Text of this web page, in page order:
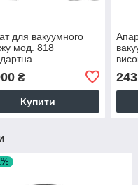
для вакуумного
мод. 818
₴
Купити